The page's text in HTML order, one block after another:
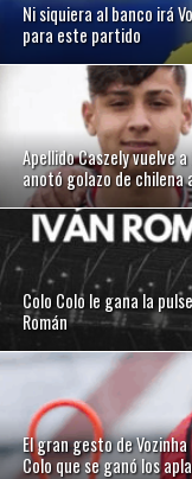
Ni siquiera al banco irá
para este partido
Apellido Caszely vuelve
anotó golazo de chilena
Colo Colo le gana la
Román
El gran gesto de
Colo que se ganó los